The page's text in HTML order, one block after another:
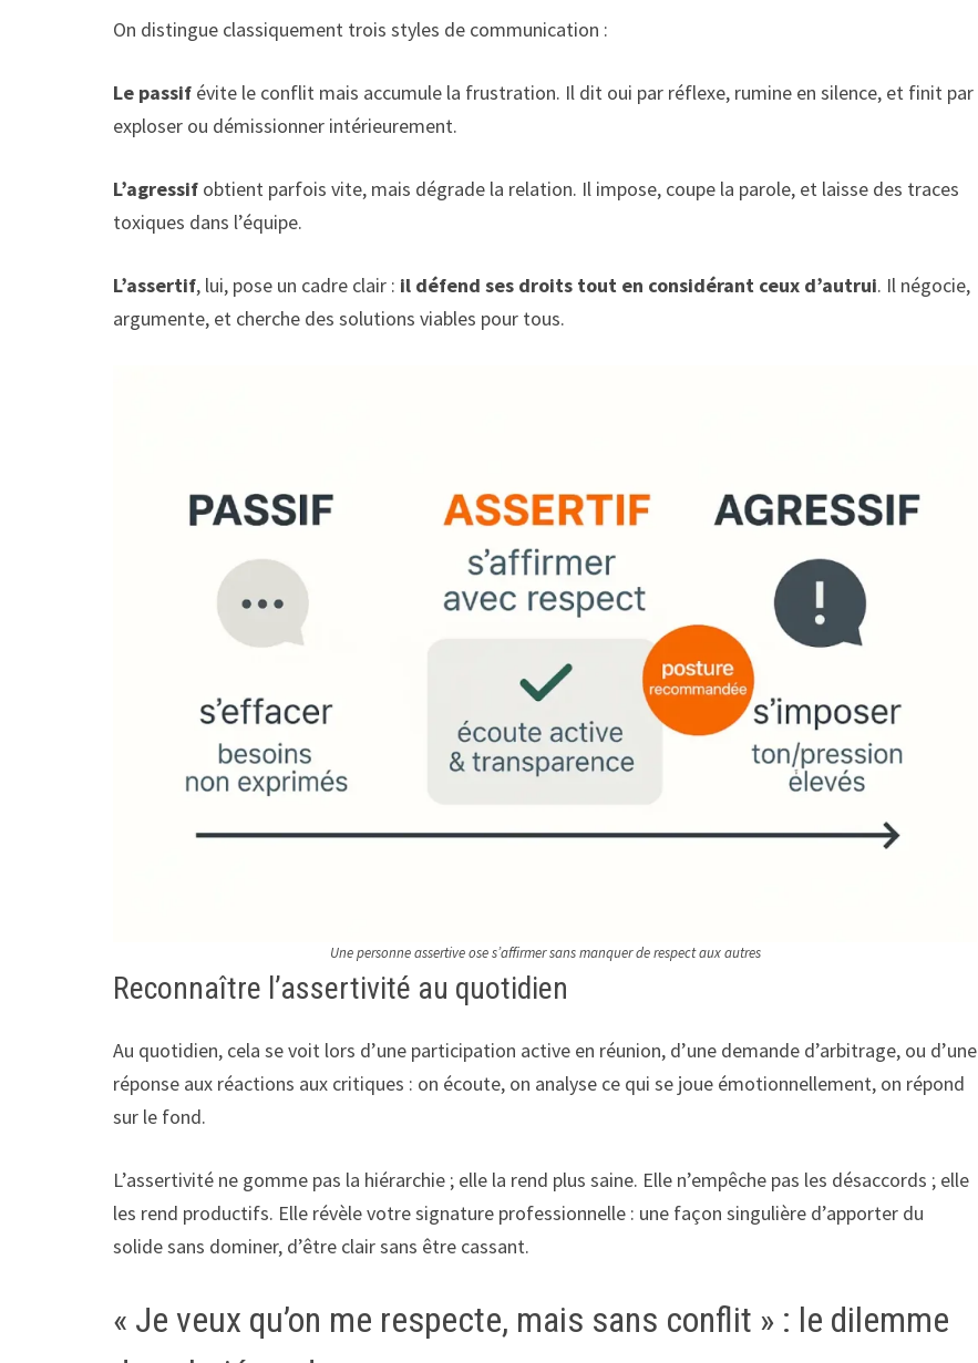
On distingue classiquement trois styles de communication :
Le passif évite le conflit mais accumule la frustration. Il dit oui par réflexe, rumine en silence, et finit par
exploser ou démissionner intérieurement.
L’agressif obtient parfois vite, mais dégrade la relation. Il impose, coupe la parole, et laisse des traces
toxiques dans l’équipe.
L’assertif, lui, pose un cadre clair : il défend ses droits tout en considérant ceux d’autrui. Il négocie,
argumente, et cherche des solutions viables pour tous.
Une personne assertive ose s’affirmer sans manquer de respect aux autres
Reconnaître l’assertivité au quotidien
Au quotidien, cela se voit lors d’une participation active en réunion, d’une demande d’arbitrage, ou d’une
réponse aux réactions aux critiques : on écoute, on analyse ce qui se joue émotionnellement, on répond
sur le fond.
L’assertivité ne gomme pas la hiérarchie ; elle la rend plus saine. Elle n’empêche pas les désaccords ; elle
les rend productifs. Elle révèle votre signature professionnelle : une façon singulière d’apporter du
solide sans dominer, d’être clair sans être cassant.
« Je veux qu’on me respecte, mais sans conflit » : le dilemme